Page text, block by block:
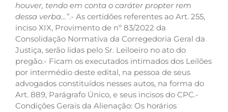
houver, tendo em conta o caráter propter rem
dessa verba…”.- As certidões referentes ao Art. 255,
inciso XIX, Provimento de nº 83/2022 da
Consolidação Normativa da Corregedoria Geral da
Justiça, serão lidas pelo Sr. Leiloeiro no ato do
pregão.- Ficam os executados intimados dos Leilões
por intermédio deste edital, na pessoa de seus
advogados constituídos nesses autos, na forma do
Art. 889, Parágrafo Único, e seus incisos do CPC.-
Condições Gerais da Alienação: Os horários